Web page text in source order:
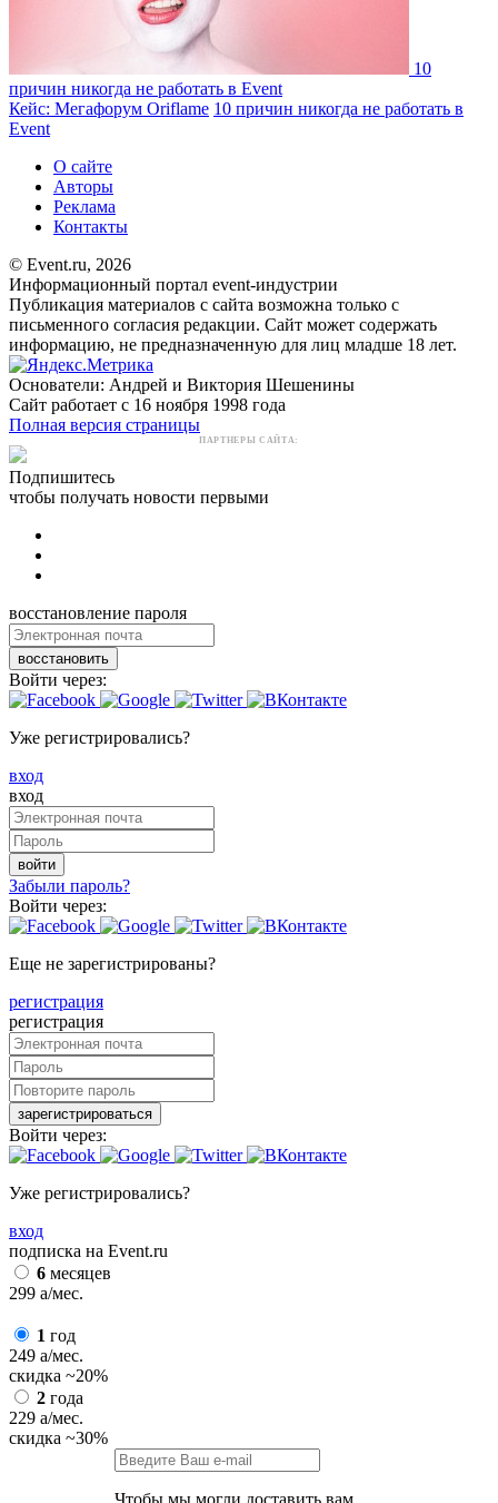
10
причин никогда не работать в Event
Кейс: Мегафорум Oriflame 10 причин никогда не работать в
Event
О сайте
Авторы
Реклама
Контакты
© Event.ru, 2026
Информационный портал event-индустрии
Публикация материалов с сайта возможна только с
письменного согласия редакции. Сайт может содержать
информацию, не предназначенную для лиц младше 18 лет.
Основатели: Андрей и Виктория Шешенины
Сайт работает с 16 ноября 1998 года
Полная версия страницы
ПАРТНЕРЫ САЙТА:
Подпишитесь
чтобы получать новости первыми
восстановление пароля
восстановить
Войти через:
Уже регистрировались?
вход
вход
войти
Забыли пароль?
Войти через:
Еще не зарегистрированы?
регистрация
регистрация
зарегистрироваться
Войти через:
Уже регистрировались?
вход
подписка на Event.ru
6 месяцев
299 a/мес.
1 год
249 a/мес.
скидка ~20%
2 года
229 a/мес.
скидка ~30%
Чтобы мы могли доставить вам